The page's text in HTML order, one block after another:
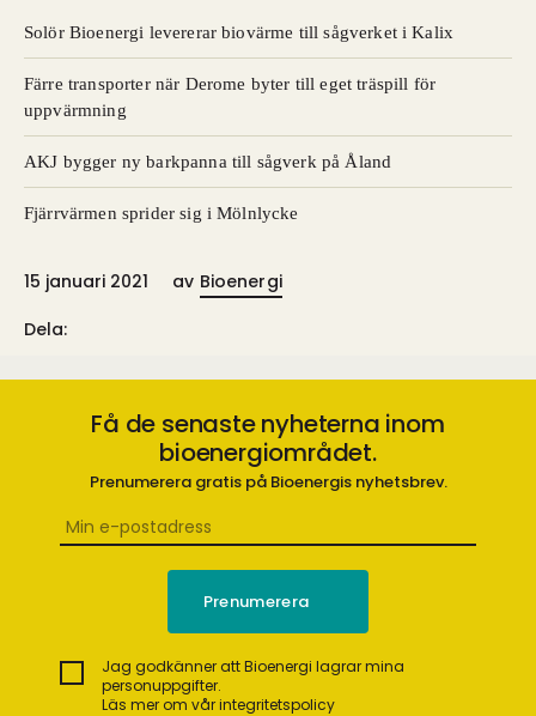
Solör Bioenergi levererar biovärme till sågverket i Kalix
Färre transporter när Derome byter till eget träspill för
uppvärmning
AKJ bygger ny barkpanna till sågverk på Åland
Fjärrvärmen sprider sig i Mölnlycke
15 januari 2021 av Bioenergi
Dela:
Få de senaste nyheterna inom
bioenergiområdet.
Prenumerera gratis på Bioenergis nyhetsbrev.
Jag godkänner att Bioenergi lagrar mina
personuppgifter.
Läs mer om vår integritetspolicy